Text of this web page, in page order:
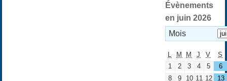
Évènements
en juin 2026
Mois
L M M J V
S
1
2 3 4 5
6
8
9 10 11 12
13